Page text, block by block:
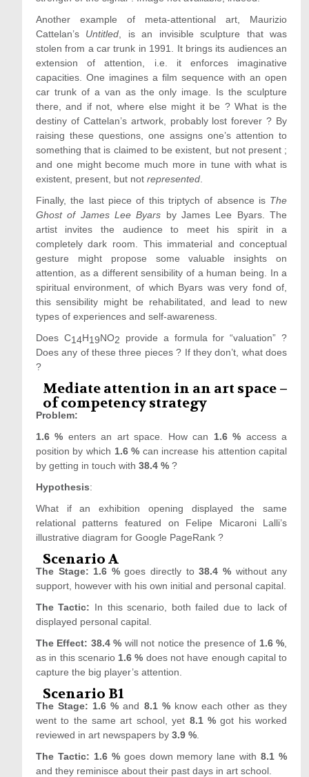
Another example of meta-attentional art, Maurizio
Cattelan’s Untitled , is an invisible sculpture that was
stolen from a car trunk in 1991. It brings its audiences an
extension of attention, i.e. it enforces imaginative
capacities. One imagines a film sequence with an open
car trunk of a van as the only image. Is the sculpture
there, and if not, where else might it be ? What is the
destiny of Cattelan’s artwork, probably lost forever ? By
raising these questions, one assigns one’s attention to
something that is claimed to be existent, but not present ;
and one might become much more in tune with what is
existent, present, but not represented.
Finally, the last piece of this triptych of absence is The
Ghost of James Lee Byars by James Lee Byars. The
artist invites the audience to meet his spirit in a
completely dark room. This immaterial and conceptual
gesture might propose some valuable insights on
attention, as a different sensibility of a human being. In a
spiritual environment, of which Byars was very fond of,
this sensibility might be rehabilitated, and lead to new
types of experiences and self-awareness.
Does C14H19NO2 provide a formula for “valuation” ?
Does any of these three pieces ? If they don’t, what does
?
Mediate attention in an art space –
of competency strategy
Problem:
1.6 % enters an art space. How can 1.6 % access a
position by which 1.6 % can increase his attention capital
by getting in touch with 38.4 % ?
Hypothesis:
What if an exhibition opening displayed the same
relational patterns featured on Felipe Micaroni Lalli’s
illustrative diagram for Google PageRank ?
Scenario A
The Stage: 1.6 %goes directly to38.4 % without any
support, however with his own initial and personal capital.
The Tactic: In this scenario, both failed due to lack of
displayed personal capital.
The Effect: 38.4 % will not notice the presence of 1.6 %
as in this scenario 1.6 % does not have enough capital to
capture the big player’s attention.
Scenario B1
The Stage: 1.6 %and 8.1 %know each other as they
went to the same art school, yet 8.1 % got his worked
reviewed in art newspapers by 3.9 %.
The Tactic: 1.6 %goes down memory lane with8.1 %
and they reminisce about their past days in art school.